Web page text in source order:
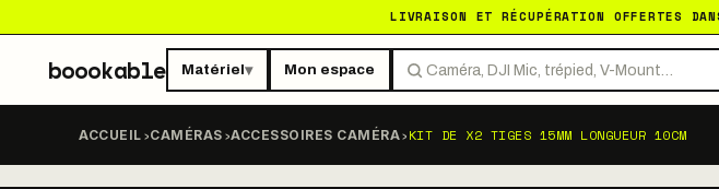
LIVRAISON ET RÉCUPÉRATION OFFERTES
boookable Matériel▾ Mon espace
ACCUEIL ›CAMÉRAS ›ACCESSOIRES CAMÉRA›KIT DE X2 TIGES 15MM LONGUEUR 10CM